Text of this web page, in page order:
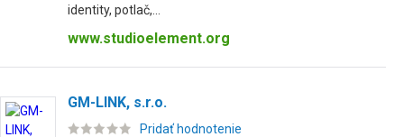
identity, potlač,...
www.studioelement.org
GM-LINK, s.r.o.
Pridať hodnotenie